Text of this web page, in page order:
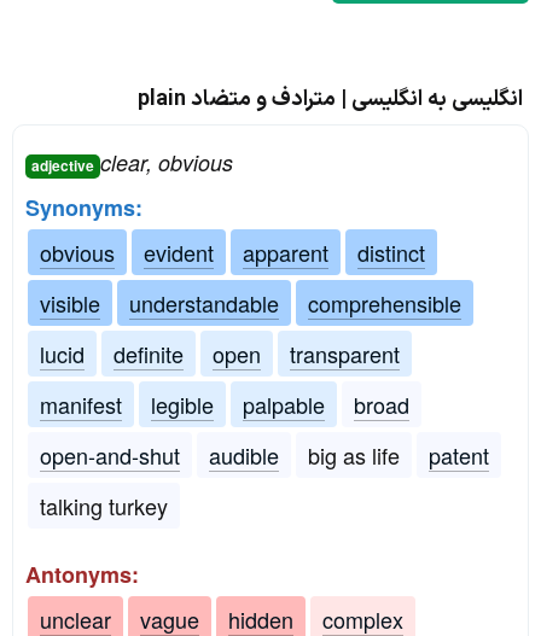
انگلیسی به انگلیسی | مترادف و متضاد plain
adjective clear, obvious
Synonyms:
obvious
evident apparent
distinct
visible
understandable
comprehensible
lucid
definite open
transparent
manifest
legible palpable
broad
open-and-shut
audible big as life
patent
talking turkey
Antonyms:
unclear
vague hidden
complex